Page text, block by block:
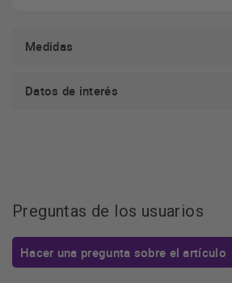
Medidas
Datos de interés
Preguntas de los usuarios
Hacer una pregunta sobre el artículo